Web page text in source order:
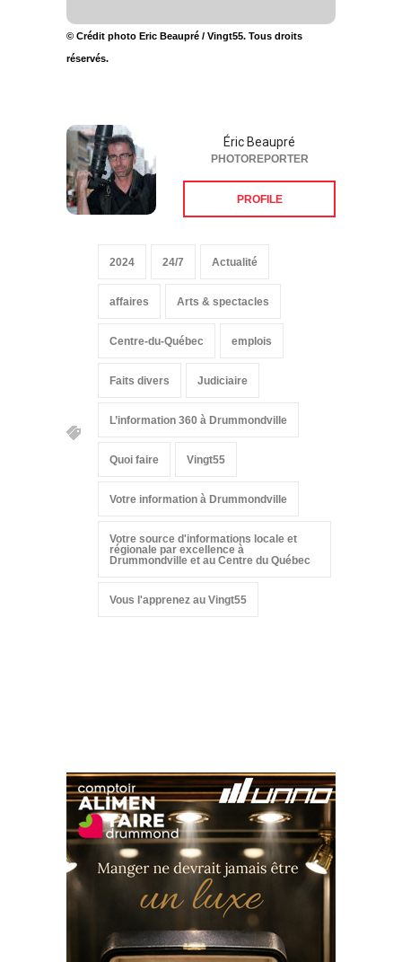
© Crédit photo Eric Beaupré / Vingt55. Tous droits
réservés.
Éric Beaupré
PHOTOREPORTER
PROFILE
2024 24/7 Actualité
affaires Arts & spectacles
Centre-du-Québec emplois
Faits divers Judiciaire
L’information 360 à Drummondville
Quoi faire Vingt55
Votre information à Drummondville
Votre source d'informations locale et
régionale par excellence à
Drummondville et au Centre du Québec
Vous l'apprenez au Vingt55